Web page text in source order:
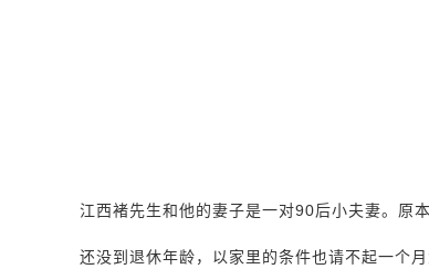
江西褚先生和他的妻子是一对90后小夫妻。原
还没到退休年龄，以家里的条件也请不起一个